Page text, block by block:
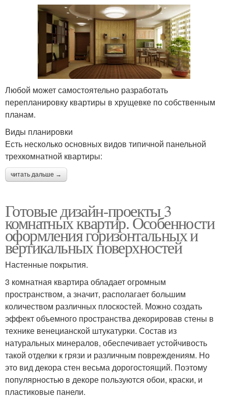
Любой может самостоятельно разработать
перепланировку квартиры в хрущевке по собственным
планам.
Виды планировки
Есть несколько основных видов типичной панельной
трехкомнатной квартиры:
читать дальше →
Готовые дизайн-проекты 3
комнатных квартир. Особенности
оформления горизонтальных и
вертикальных поверхностей
Настенные покрытия.
3 комнатная квартира обладает огромным
пространством, а значит, располагает большим
количеством различных плоскостей. Можно создать
эффект объемного пространства декорировав стены в
технике венецианской штукатурки. Состав из
натуральных минералов, обеспечивает устойчивость
такой отделки к грязи и различным повреждениям. Но
это вид декора стен весьма дорогостоящий. Поэтому
популярностью в декоре пользуются обои, краски, и
пластиковые панели.